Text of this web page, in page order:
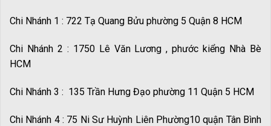
Chi Nhánh 1 : 722 Tạ Quang Bửu phường 5 Quận 8 HCM
Chi Nhánh 2 : 1750 Lê Văn Lương , phước kiểng Nhà Bè
HCM
Chi Nhánh 3 : 135 Trần Hưng Đạo phường 11 Quận 5 HCM
Chi Nhánh 4 : 75 Ni Sư Huỳnh Liên Phường10 quận Tân Bình